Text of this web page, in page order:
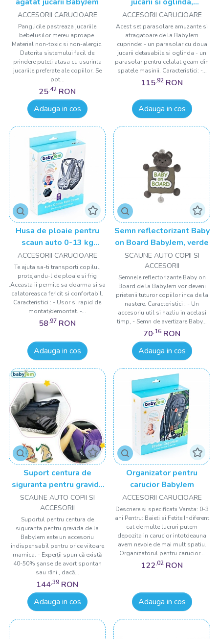
ACCESORII CARUCIOARE
Panglicile pastreaza jucariile
bebelusilor mereu aproape.
Material non-toxic si non-alergic.
Datorita sistemului facil de
prindere puteti atasa cu usurinta
jucariile preferate ale copiilor. Se
pot...
25,42 RON
Adauga in cos
BabyJem, 44x37 cm
ACCESORII CARUCIOARE
Acest set parasolare amuzante si
atragatoare de la BabyJem
cuprinde: - un parasolar cu doua
jucarii detasabile si oglinda - un
parasolar pentru celalat geam din
spatele masinii. Caracteristici: -...
115,92 RON
Adauga in cos
Husa de ploaie pentru
scaun auto 0-13 kg
BabyJem Rain Cover
ACCESORII CARUCIOARE
Te ajuta sa-ti transporti copilul,
protejandu-l de ploaie si frig
.Aceasta ii permite sa doarma si sa
calatoreasca fericit si confortabil.
Caracteristici : - Usor si rapid de
montat/demontat. -...
58,97 RON
Adauga in cos
Semn reflectorizant Baby
on Board BabyJem, verde
SCAUNE AUTO COPII SI
ACCESORII
Semnele reflectorizante Baby on
Board de la BabyJem vor deveni
prietenii tuturor copiilor inca de la
nastere. Caracteristici : - Un
accesoriu util si hazliu in acelasi
timp, - Semn de avertizare Baby...
70,16 RON
Adauga in cos
Suport centura de
siguranta pentru gravida
BabyJem
SCAUNE AUTO COPII SI
ACCESORII
Suportul pentru centura de
siguranta pentru gravida de la
BabyJem este un accesoriu
indispensabil pentru orice viitoare
mamica. - Experții spun că există
40-50% șanse de avort spontan
sau răni , dacă...
144,39 RON
Adauga in cos
Organizator pentru
carucior BabyJem
ACCESORII CARUCIOARE
Descriere si specificatii Varsta: 0-3
ani Pentru: Baieti si Fetite Indiferent
cat de multe lucruri putem
depozita in carucior intotdeauna
avem nevoie de mai mult spatiu.
Organizatorul pentru carucior...
122,02 RON
Adauga in cos